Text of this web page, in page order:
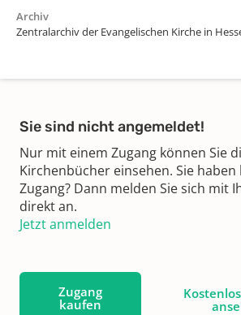
Archiv
Zentralarchiv der Evangelischen Kirche in
Sie sind nicht angemeldet!
Nur mit einem Zugang können Sie
Kirchenbücher einsehen. Sie
Zugang? Dann melden Sie sich mit
direkt an.
Jetzt anmelden
Zugang
kaufen